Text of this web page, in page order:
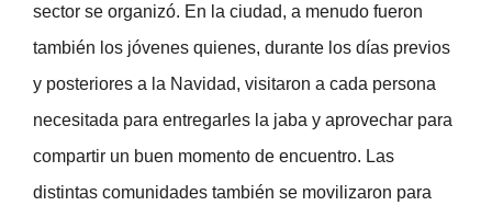
sector se organizó. En la ciudad, a menudo fueron
también los jóvenes quienes, durante los días previos
y posteriores a la Navidad, visitaron a cada persona
necesitada para entregarles la jaba y aprovechar para
compartir un buen momento de encuentro. Las
distintas comunidades también se movilizaron para